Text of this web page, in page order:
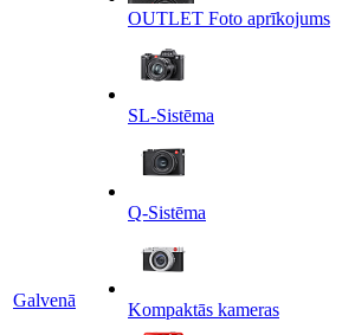
Galvenā
OUTLET Foto aprīkojums
SL-Sistēma
Q-Sistēma
Kompaktās kameras